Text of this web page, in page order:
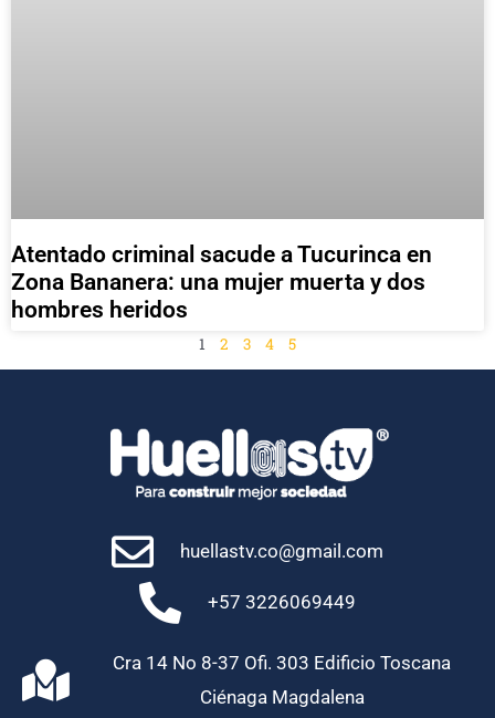
Atentado criminal sacude a Tucurinca en
Zona Bananera: una mujer muerta y dos
hombres heridos
1 2 3 4 5
huellastv.co@gmail.com
+57 3226069449
Cra 14 No 8-37 Ofi. 303 Edificio Toscana
Ciénaga Magdalena